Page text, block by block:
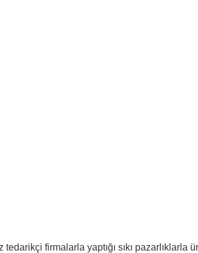
firmalarla yaptığı sıkı pazarlıklarla